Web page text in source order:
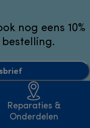
nog eens 10%
Reparaties &
Onderdelen